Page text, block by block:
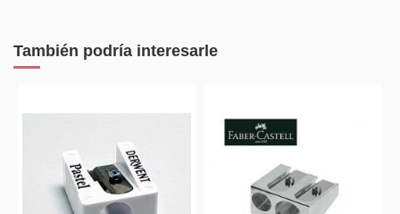
También podría interesarle